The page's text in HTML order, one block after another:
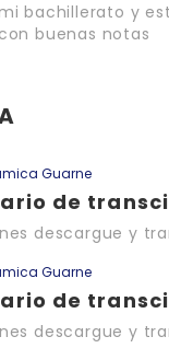
bachillerato y
buenas notas
Guarne
de
descargue y
Guarne
de
descargue y